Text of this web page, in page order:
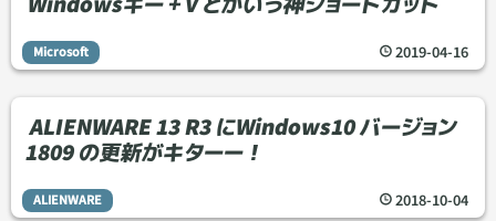
2019-04-16
Microsoft
2018-10-04
ALIENWARE 13 R3 にWindows10 バージョン
1809 の更新がキターー！
ALIENWARE